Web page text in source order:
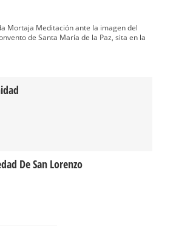
Crucis y Traslado – Siete Palabras
Jesús de la Pasión
Mortaja Meditación ante la imagen del
de Santa María de la Paz, sita en la
De San Lorenzo